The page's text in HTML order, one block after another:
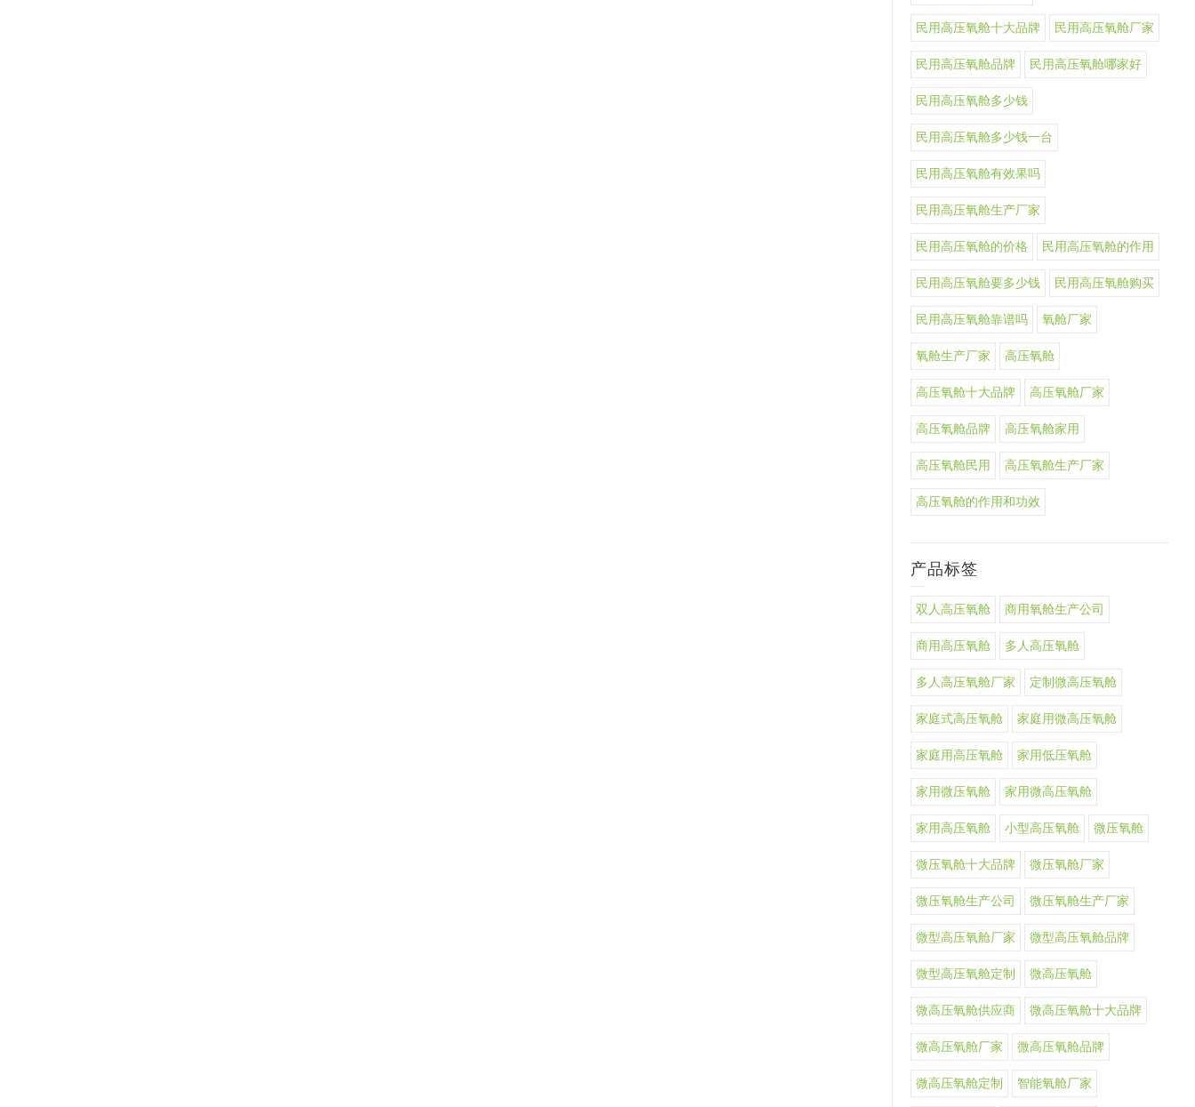
民用高压氧舱十大品牌 民用高压氧舱厂家
民用高压氧舱品牌 民用高压氧舱哪家好
民用高压氧舱多少钱
民用高压氧舱多少钱一台
民用高压氧舱有效果吗
民用高压氧舱生产厂家
民用高压氧舱的价格 民用高压氧舱的作用
民用高压氧舱要多少钱 民用高压氧舱购买
民用高压氧舱靠谱吗 氧舱厂家
氧舱生产厂家 高压氧舱
高压氧舱十大品牌 高压氧舱厂家
高压氧舱品牌 高压氧舱家用
高压氧舱民用 高压氧舱生产厂家
高压氧舱的作用和功效
产品标签
双人高压氧舱 商用氧舱生产公司
商用高压氧舱 多人高压氧舱
多人高压氧舱厂家 定制微高压氧舱
家庭式高压氧舱 家庭用微高压氧舱
家庭用高压氧舱 家用低压氧舱
家用微压氧舱 家用微高压氧舱
家用高压氧舱 小型高压氧舱 微压氧舱
微压氧舱十大品牌 微压氧舱厂家
微压氧舱生产公司 微压氧舱生产厂家
微型高压氧舱厂家 微型高压氧舱品牌
微型高压氧舱定制 微高压氧舱
微高压氧舱供应商 微高压氧舱十大品牌
微高压氧舱厂家 微高压氧舱品牌
微高压氧舱定制 智能氧舱厂家